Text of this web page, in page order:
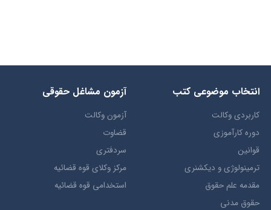
انتخاب​ موضوعي​ کتب
کاربردی وکالت
دوره کارآموزی
قوانین
ترمينولوژي و ديکشنري
مقدمه علم حقوق
حقوق مدني
آزمون مشاغل حقوقی
آزمون وکالت
قضاوت
سردفتری
مرکز وکلای قوه قضائیه
استخدامی قوه قضائیه